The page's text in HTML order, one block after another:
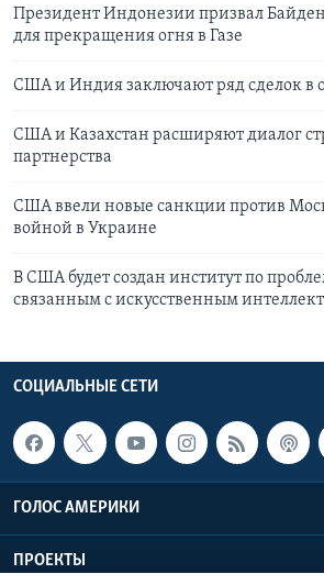
Президент Индонезии призвал
для прекращения огня в Газе
США и Индия заключают ряд сделок в
CША и Казахстан расширяют диалог
партнерства
США ввели новые санкции против
войной в Украине
В США будет создан институт по
связанным с искусственным
СОЦИАЛЬНЫЕ СЕТИ
ГОЛОС АМЕРИКИ
ПРОЕКТЫ